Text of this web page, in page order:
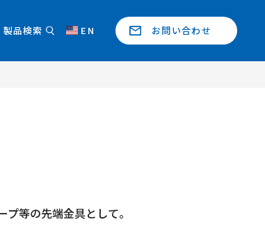
製品検索 EN お問い合わせ
等の先端金具として。